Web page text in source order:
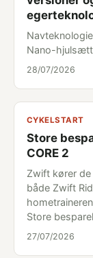
Nano-
28/07/2026
CYKELSTART
Store
CORE 2
Zwift kører
både Zwift
Store
27/07/2026